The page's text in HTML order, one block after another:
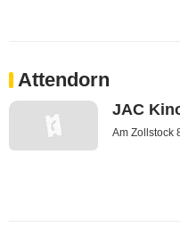
Attendorn
JAC
Am Zollstock